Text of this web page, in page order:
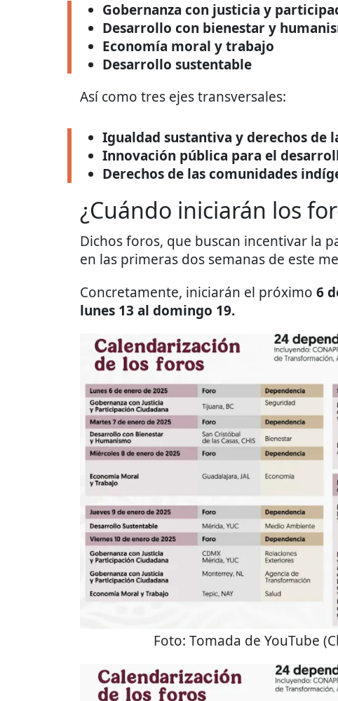
Gobernanza con justicia y
Desarrollo con bienestar y
Economía moral y trabajo
Desarrollo sustentable
Así como tres ejes transversales:
Igualdad sustantiva y derechos de
Innovación pública para el
Derechos de las comunidades
¿Cuándo iniciarán los
Dichos foros, que buscan incentivar la
en las primeras dos semanas de este
Concretamente, iniciarán el próximo 6
lunes 13 al domingo 19.
Foto: Tomada de YouTube